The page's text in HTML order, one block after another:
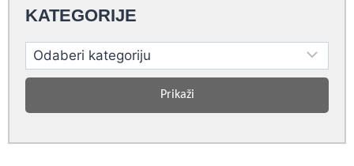
KATEGORIJE
Prikaži